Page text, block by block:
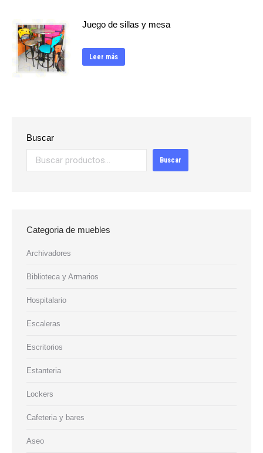
Juego de sillas y mesa
Leer más
Buscar
Buscar
Categoria de muebles
Archivadores
Biblioteca y Armarios
Hospitalario
Escaleras
Escritorios
Estanteria
Lockers
Cafeteria y bares
Aseo